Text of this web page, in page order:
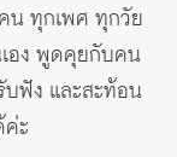
น ทุกเพศ ทุกวัย
อง พูดคุยกับคน
บฟัง และสะท้อน
ะ